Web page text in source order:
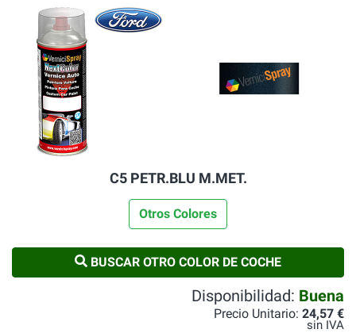
C5 PETR.BLU M.MET.
Otros Colores
BUSCAR OTRO COLOR DE COCHE
Disponibilidad: Buena
Precio Unitario: 24,57 €
sin IVA